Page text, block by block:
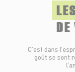
C’est dans
goût se sont